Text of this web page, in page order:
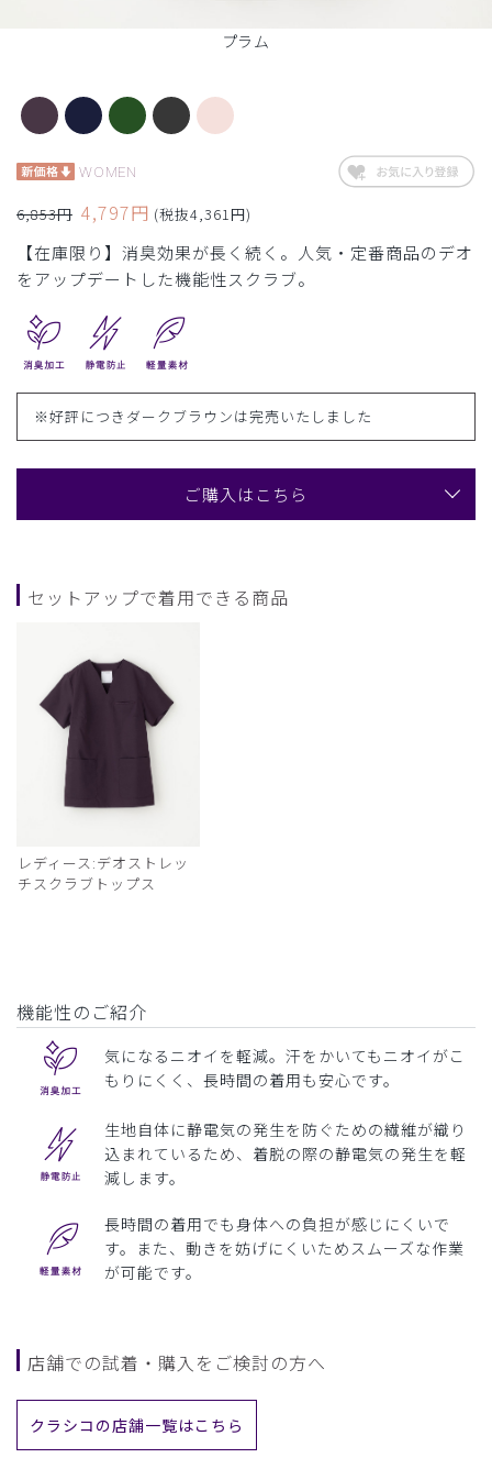
プラム
WOMEN
6,853円 4,797円 (税抜4,361円)
【在庫限り】消臭効果が長く続く。人気・定番商品のデオ
をアップデートした機能性スクラブ。
※好評につきダークブラウンは完売いたしました
ご購入はこちら
セットアップで着用できる商品
レディース:デオストレッ
チスクラブトップス
機能性のご紹介
気になるニオイを軽減。汗をかいてもニオイがこ
もりにくく、長時間の着用も安心です。
生地自体に静電気の発生を防ぐための繊維が織り
込まれているため、着脱の際の静電気の発生を軽
減します。
長時間の着用でも身体への負担が感じにくいで
す。また、動きを妨げにくいためスムーズな作業
が可能です。
店舗での試着・購入をご検討の方へ
クラシコの店舗一覧はこちら